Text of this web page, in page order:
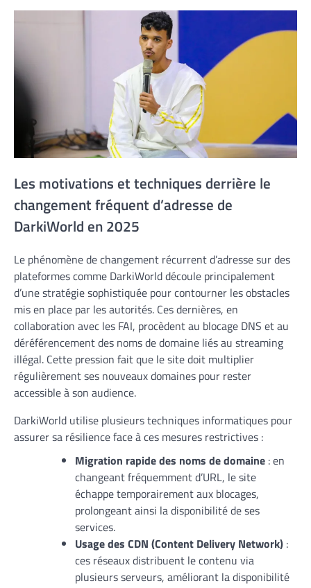
Les motivations et techniques derrière le
changement fréquent d’adresse de
DarkiWorld en 2025
Le phénomène de changement récurrent d’adresse sur des
plateformes comme DarkiWorld découle principalement
d’une stratégie sophistiquée pour contourner les obstacles
mis en place par les autorités. Ces dernières, en
collaboration avec les FAI, procèdent au blocage DNS et au
déréférencement des noms de domaine liés au streaming
illégal. Cette pression fait que le site doit multiplier
régulièrement ses nouveaux domaines pour rester
accessible à son audience.
DarkiWorld utilise plusieurs techniques informatiques pour
assurer sa résilience face à ces mesures restrictives :
Migration rapide des noms de domaine : en
changeant fréquemment d’URL, le site
échappe temporairement aux blocages,
prolongeant ainsi la disponibilité de ses
services.
Usage des CDN (Content Delivery Network) :
ces réseaux distribuent le contenu via
plusieurs serveurs, améliorant la disponibilité